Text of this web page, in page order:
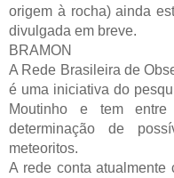
origem à rocha) ainda
divulgada em breve.
BRAMON
A Rede Brasileira de
é uma iniciativa do
Moutinho e tem
determinação de
meteoritos.
A rede conta atualmente